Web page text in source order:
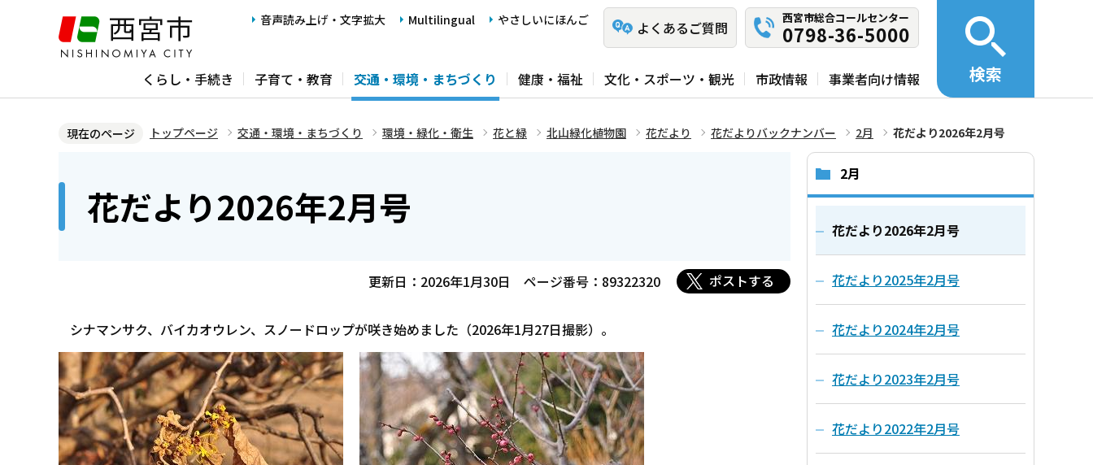
ジ
音声読み上げ・文字拡大 Multilingual やさしいにほんご よくあるご質問
西宮市総合コールセンター
0798-36-5000
くらし・手続き 子育て・教育 交通・環境・まちづくり 健康・福祉 文化・スポーツ・観光 市政情報 事業者向け情報 検索
現在のページ トップページ 交通・環境・まちづくり 環境・緑化・衛生 花と緑 北山緑化植物園 花だより 花だよりバックナンバー 2月 花だより2026年2月号
花だより2026年2月号
更新日：2026年1月30日 ページ番号：89322320 ポストする
シナマンサク、バイカオウレン、スノードロップが咲き始めました（2026年1月27日撮影）。
2月
花だより2026年2月号
花だより2025年2月号
花だより2024年2月号
花だより2023年2月号
花だより2022年2月号